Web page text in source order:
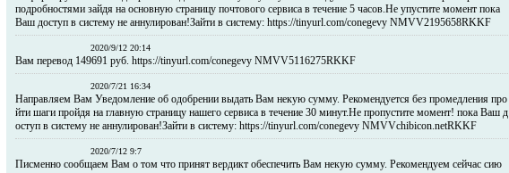
подробностями зайдя на основную страницу почтового сервиса в течение 5 часов.Не упустите момент пока
Ваш доступ в систему не аннулирован!Зайти в систему: https://tinyurl.com/conegevy NMVV2195658RKKF
2020/9/12 20:14
Вам перевод 149691 руб. https://tinyurl.com/conegevy NMVV5116275RKKF
2020/7/21 16:34
Направляем Вам Уведомление об одобрении выдать Вам некую сумму. Рекомендуется без промедления про
йти шаги пройдя на главную страницу нашего сервиса в течение 30 минут.Не пропустите момент! пока Ваш д
оступ в систему не аннулирован!Зайти в систему: https://tinyurl.com/conegevy NMVVchibicon.netRKKF
2020/7/12 9:7
Писменно сообщаем Вам о том что принят вердикт обеспечить Вам некую сумму. Рекомендуем сейчас сию